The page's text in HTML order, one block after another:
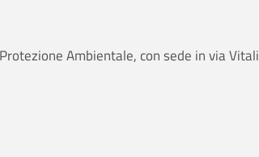
Ambientale, con sede in via